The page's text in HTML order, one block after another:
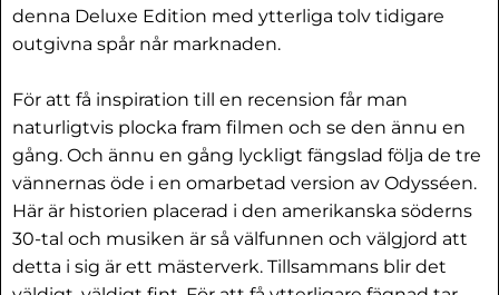
denna Deluxe Edition med ytterliga tolv tidigare
outgivna spår når marknaden.
För att få inspiration till en recension får man
naturligtvis plocka fram filmen och se den ännu en
gång. Och ännu en gång lyckligt fängslad följa de tre
vännernas öde i en omarbetad version av Odysséen.
Här är historien placerad i den amerikanska söderns
30-tal och musiken är så välfunnen och välgjord att
detta i sig är ett mästerverk. Tillsammans blir det